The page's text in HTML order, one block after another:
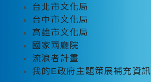
台北市文化局
台中市文化局
高雄市文化局
國家兩廳院
流浪者計畫
我的E政府主題策展補充資訊